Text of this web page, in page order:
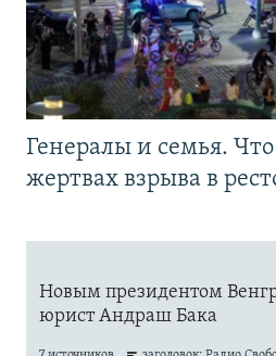
Генералы и семья.
жертвах взрыва в